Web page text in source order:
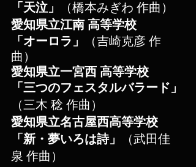
「天泣」
（橋本みぎわ 作曲）
愛知県立江南 高等学校
「オーロラ」
（吉崎克彦​ 作
曲）
愛知県立一宮西 高等学校
「三つのフェスタルバラード」
（三木 稔​ 作曲）
愛知県立名古屋西高等学校
「新・夢いろは詩」
（武田佳
泉 作曲）